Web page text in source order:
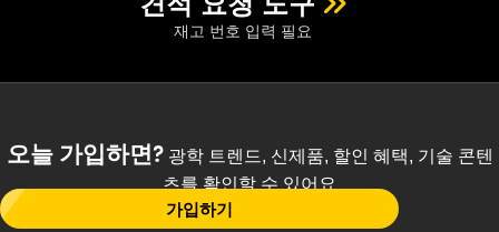
재고 번호 입력 필요
오늘 가입하면?광학 트렌드, 신제품, 할인 혜택, 기술 콘텐
츠를 확인할 수 있어요
가입하기